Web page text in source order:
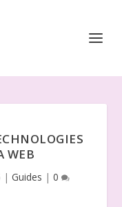
WEB
| Guides | 0